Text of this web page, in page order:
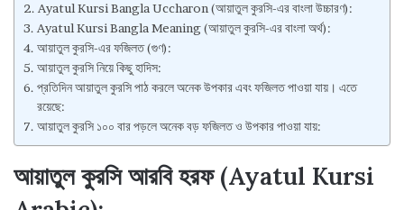
Ayatul Kursi Bangla Uccharon (আয়াতুল কুরসি-এর বাংলা উচ্চারণ):
Ayatul Kursi Bangla Meaning (আয়াতুল কুরসি-এর বাংলা অর্থ):
আয়াতুল কুরসি-এর ফজিলত (গুণ):
আয়াতুল কুরসি নিয়ে কিছু হাদিস:
প্রতিদিন আয়াতুল কুরসি পাঠ করলে অনেক উপকার এবং ফজিলত পাওয়া যায়। এতে
রয়েছে:
আয়াতুল কুরসি ১০০ বার পড়লে অনেক বড় ফজিলত ও উপকার পাওয়া যায়:
আয়াতুল কুরসি আরবি হরফ (Ayatul Kursi